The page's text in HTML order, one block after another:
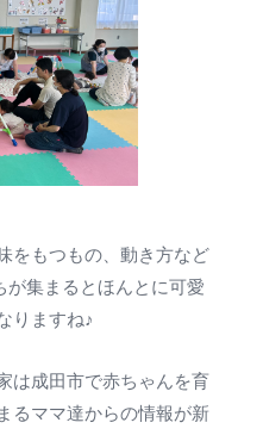
をもつもの、動き方など
集まるとほんとに可愛
りますね♪
は成田市で赤ちゃんを育
るママ達からの情報が新